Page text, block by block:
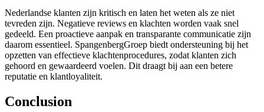
Nederlandse klanten zijn kritisch en laten het weten als ze niet
tevreden zijn. Negatieve reviews en klachten worden vaak snel
gedeeld. Een proactieve aanpak en transparante communicatie zijn
daarom essentieel. SpangenbergGroep biedt ondersteuning bij het
opzetten van effectieve klachtenprocedures, zodat klanten zich
gehoord en gewaardeerd voelen. Dit draagt bij aan een betere
reputatie en klantloyaliteit.
Conclusion